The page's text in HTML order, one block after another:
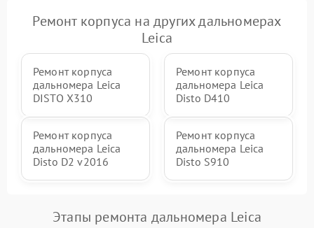
Ремонт корпуса на других дальномерах
Leica
Ремонт корпуса
дальномера Leica
DISTO X310
Ремонт корпуса
дальномера Leica
Disto D410
Ремонт корпуса
дальномера Leica
Disto D2 v2016
Ремонт корпуса
дальномера Leica
Disto S910
Этапы ремонта дальномера Leica